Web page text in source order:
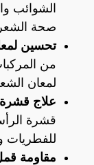
الشوائب
صحة
تحسين
من
لمعان
علاج
قشرة
للفطريات
مقاومة